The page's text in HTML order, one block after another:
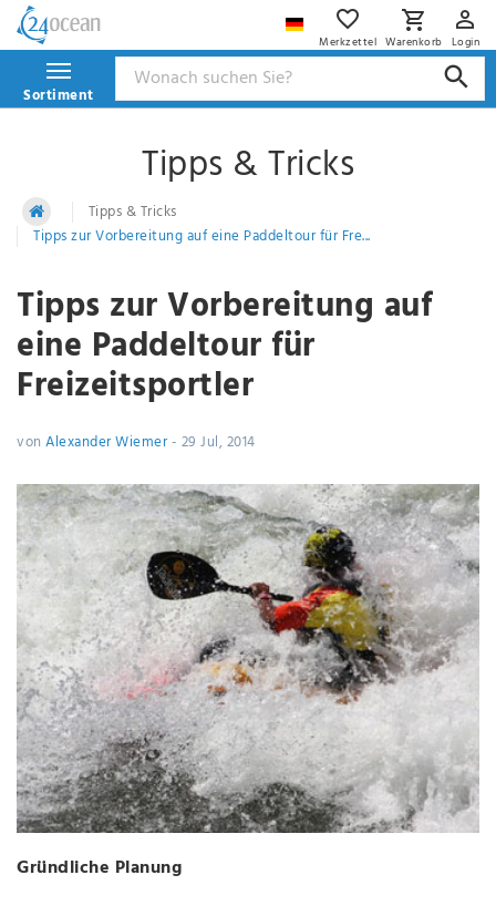
Merkzettel Warenkorb Login
Sortiment
Tipps & Tricks
Tipps & Tricks
Tipps zur Vorbereitung auf eine Paddeltour für Fre...
Tipps zur Vorbereitung auf
eine Paddeltour für
Freizeitsportler
von Alexander Wiemer- 29 Jul, 2014
Gründliche Planung